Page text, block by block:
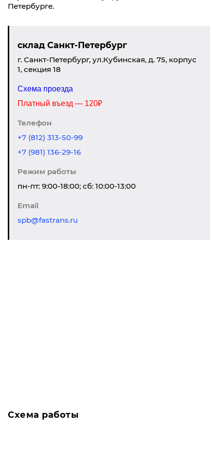
Петербурге.
склад Санкт-Петербург
г. Санкт-Петербург, ул.Кубинская, д. 75, корпус
1, секция 18
Схема проезда
Платный въезд — 120₽
Телефон
+7 (812) 313-50-99
+7 (981) 136-29-16
Режим работы
пн-пт: 9:00-18:00; сб: 10:00-13:00
Email
spb@fastrans.ru
Схема работы